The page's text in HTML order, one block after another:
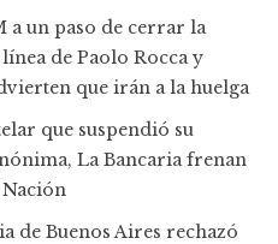
a un paso de cerrar la
de Paolo Rocca y
que irán a la huelga
que suspendió su
La Bancaria frenan
de Buenos Aires rechazó